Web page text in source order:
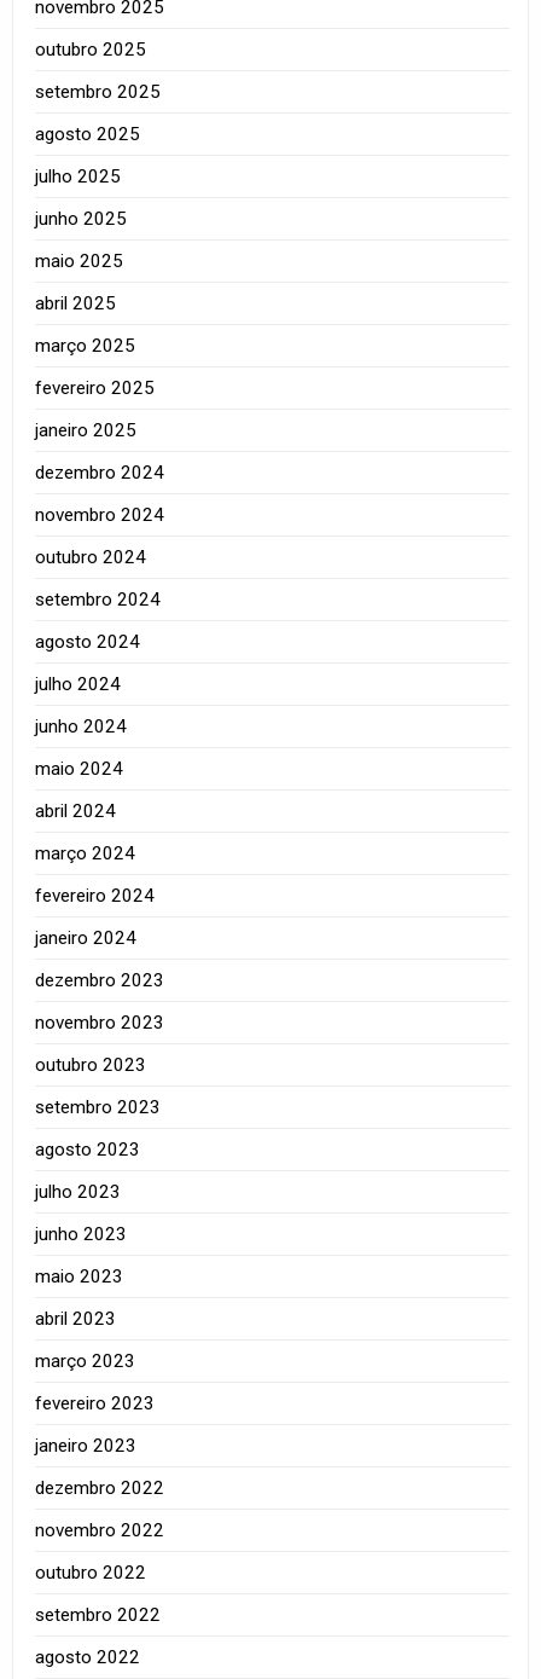
novembro 2025
outubro 2025
setembro 2025
agosto 2025
julho 2025
junho 2025
maio 2025
abril 2025
março 2025
fevereiro 2025
janeiro 2025
dezembro 2024
novembro 2024
outubro 2024
setembro 2024
agosto 2024
julho 2024
junho 2024
maio 2024
abril 2024
março 2024
fevereiro 2024
janeiro 2024
dezembro 2023
novembro 2023
outubro 2023
setembro 2023
agosto 2023
julho 2023
junho 2023
maio 2023
abril 2023
março 2023
fevereiro 2023
janeiro 2023
dezembro 2022
novembro 2022
outubro 2022
setembro 2022
agosto 2022